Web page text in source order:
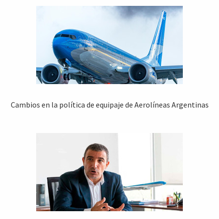
Cambios en la política de equipaje de Aerolíneas Argentinas